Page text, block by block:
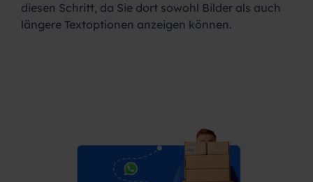
diesen Schritt, da Sie dort sowohl Bilder als auch
längere Textoptionen anzeigen können.